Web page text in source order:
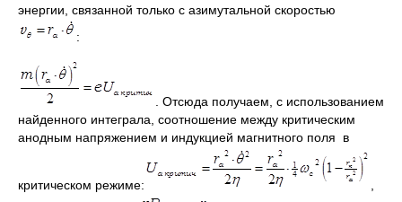
энергии, связанной только с азимутальной скоростью
:
. Отсюда получаем, с использованием
найденного интеграла, соотношение между критическим
анодным напряжением и индукцией магнитного поля в
критическом режиме: